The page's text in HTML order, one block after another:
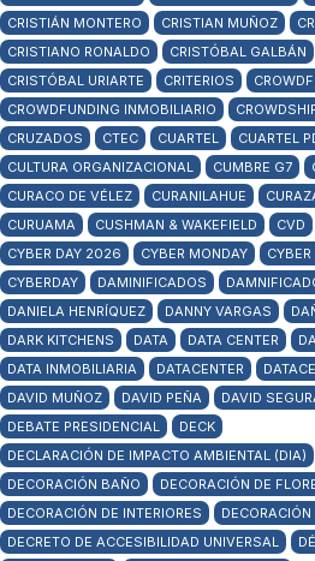
CRISTIÁN MONTERO
CRISTIAN MUÑOZ
CRISTIANO RONALDO
CRISTÓBAL GALBÁN
CRISTÓBAL URIARTE
CRITERIOS
CROWDFUNDING INMOBILIARIO
CRUZADOS
CTEC CUARTEL CUARTEL
CULTURA ORGANIZACIONAL
CUMBRE G7
CURACO DE VÉLEZ
CURANILAHUE
CURUAMA
CUSHMAN & WAKEFIELD CVD
CYBER DAY 2026
CYBER MONDAY
CYBERDAY
DAMINIFICADOS
DANIELA HENRÍQUEZ
DANNY VARGAS
DARK KITCHENS
DATA DATA CENTER
DATA INMOBILIARIA
DATACENTER
DAVID MUÑOZ
DAVID PEÑA DAVID
DEBATE PRESIDENCIAL
DECK
DECLARACIÓN DE IMPACTO AMBIENTAL (DIA)
DECORACIÓN BAÑO
DECORACIÓN DE
DECORACIÓN DE INTERIORES
DECRETO DE ACCESIBILIDAD UNIVERSAL